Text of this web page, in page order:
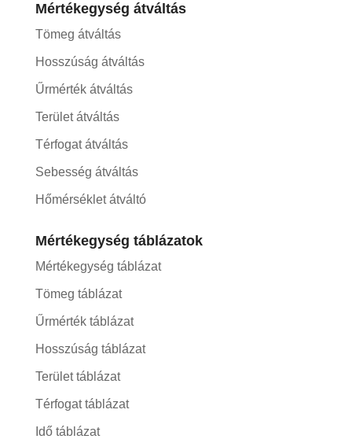
Mértékegység átváltás
Tömeg átváltás
Hosszúság átváltás
Űrmérték átváltás
Terület átváltás
Térfogat átváltás
Sebesség átváltás
Hőmérséklet átváltó
Mértékegység táblázatok
Mértékegység táblázat
Tömeg táblázat
Űrmérték táblázat
Hosszúság táblázat
Terület táblázat
Térfogat táblázat
Idő táblázat